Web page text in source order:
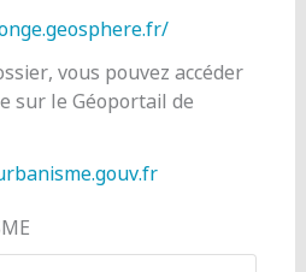
vous pouvez accéder
sur le Géoportail de